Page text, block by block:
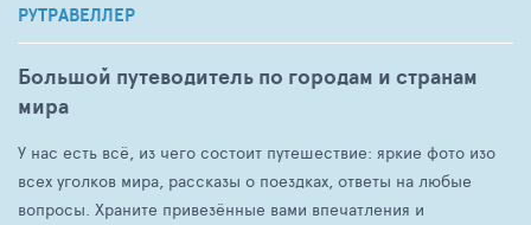
РУТРАВЕЛЛЕР
Большой путеводитель по городам и странам
мира
У нас есть всё, из чего состоит путешествие: яркие фото изо
всех уголков мира, рассказы о поездках, ответы на любые
вопросы. Храните привезённые вами впечатления и